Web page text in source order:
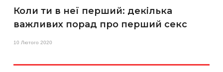
Коли ти в неї перший: декілька
важливих порад про перший секс
10 Лютого 2020